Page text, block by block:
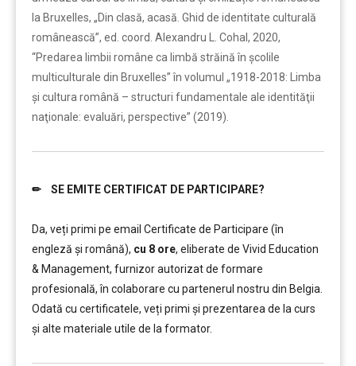
la Bruxelles, „Din clasă, acasă. Ghid de identitate culturală
românească”, ed. coord. Alexandru L. Cohal, 2020,
“Predarea limbii române ca limbă străină în școlile
multiculturale din Bruxelles” în volumul „1918-2018: Limba
şi cultura română – structuri fundamentale ale identităţii
naţionale: evaluări, perspective” (2019).
✏ SE EMITE CERTIFICAT DE PARTICIPARE?
Da, veți primi pe email Certificate de Participare (în
engleză și română), cu 8 ore, eliberate de Vivid Education
& Management, furnizor autorizat de formare
profesională, în colaborare cu partenerul nostru din Belgia.
Odată cu certificatele, veți primi și prezentarea de la curs
și alte materiale utile de la formator.